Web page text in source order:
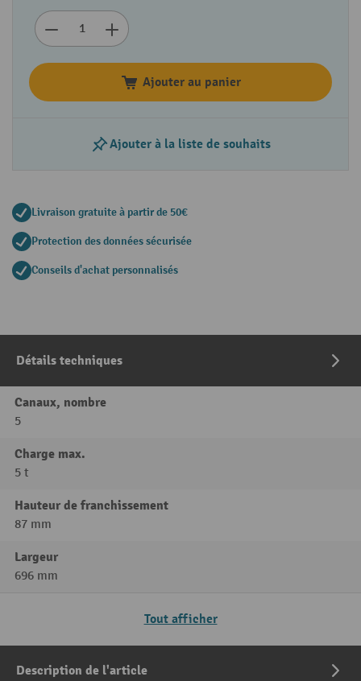
Ajouter au panier
Ajouter à la liste de souhaits
Livraison gratuite à partir de 50€
Protection des données sécurisée
Conseils d'achat personnalisés
Détails techniques
Canaux, nombre
5
Charge max.
5 t
Hauteur de franchissement
87 mm
Largeur
696 mm
Tout afficher
Description de l'article